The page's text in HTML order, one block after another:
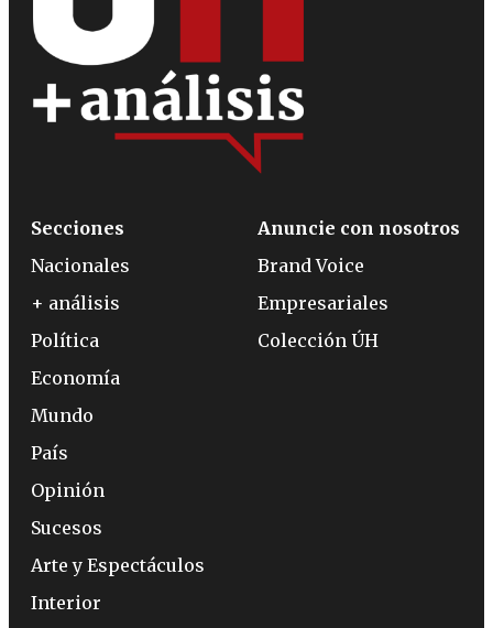
Secciones
Nacionales
+ análisis
Política
Economía
Mundo
País
Opinión
Sucesos
Arte y Espectáculos
Interior
Anuncie con nosotros
Brand Voice
Empresariales
Colección ÚH